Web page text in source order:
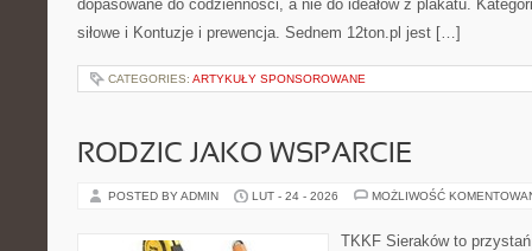
dopasowane do codzienności, a nie do ideałów z plakatu.
siłowe i Kontuzje i prewencja. Sednem 12ton.pl jest […]
CATEGORIES: ARTYKUŁY SPONSOROWANE
RODZIC JAKO WSPARCIE
POSTED BY ADMIN LUT - 24 - 2026 MOŻLIWOŚĆ
TKKF Sieraków to